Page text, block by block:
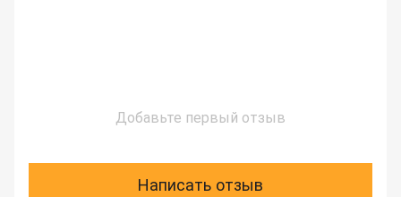
Добавьте первый отзыв
Написать отзыв